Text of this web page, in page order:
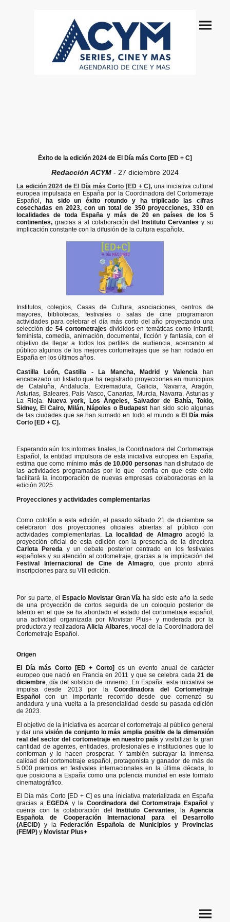
Éxito de la edición 2024 de El Día más Corto [ED + C]
Redacción ACYM - 27 diciembre 2024
La edición 2024 de El Día más Corto [ED + C], una iniciativa cultural
europea impulsada en España por la Coordinadora del Cortometraje
Español, ha sido un éxito rotundo y ha triplicado las cifras
cosechadas en 2023, con un total de 350 proyecciones, 330 en
localidades de toda España y más de 20 en países de los 5
continentes, gracias a al colaboración delInstituto Cervantes y su
implicación constante con la difusión de la cultura española.
Institutos, colegios, Casas de Cultura, asociaciones, centros de
mayores, bibliotecas, festivales o salas de cine programaron
actividades para celebrar el día más corto del año proyectando una
selección de 54 cortometrajes divididos en temáticas como infantil,
feminista, comedia, animación, documental, ficción y fantasía, con el
objetivo de llegar a todos los perfiles de audiencia, acercando al
público algunos de los mejores cortometrajes que se han rodado en
España en los últimos años.
Castilla León, Castilla - La Mancha, Madrid y Valencia han
encabezado un listado que ha registrado proyecciones en municipios
de Cataluña, Andalucía, Extremadura, Galicia, Navarra, Aragón,
Asturias, Baleares, País Vasco, Canarias, Murcia, Navarra, Asturias y
La Rioja.
Nueva york, Los Ángeles, Salvador de Bahía, Tokio,
Sidney, El Cairo, Milán, Nápoles o Budapest han sido solo algunas
de las ciudades que se han sumado en todo el mundo a El Día más
Corto [ED + C].
Esperando aún los informes finales, la Coordinadora del Cortometraje
Español, la entidad impulsora de esta iniciativa europea en España,
estima que como mínimo más de 10.000 personas han disfrutado de
las actividades programadas por lo que confía en que este éxito
facilitará la incorporación de nuevas empresas colaboradoras en la
edición 2025.
Proyecciones y actividades complementarias
Como colofón a esta edición, el pasado sábado 21 de diciembre se
celebraron dos proyecciones oficiales abiertas al público con
actividades complementarias.
La localidad de Almagro acogió la
proyección oficial de esta edición con la presencia de la directora
Carlota Pereda y un debate posterior centrado en los festivales
españoles y su atención al cortometraje, gracias a la implicación del
Festival Internacional de Cine de Almagro, que pronto abrirá
inscripciones para su VIII edición.
Por su parte, el Espacio Movistar Gran Vía ha sido este año la sede
de una proyección de cortos seguida de un coloquio posterior de
talento en el que se ha abordado el estado del cortometraje español,
una actividad organizada por Movistar Plus+ y moderada por la
productora y realizadoraAlicia Albares, vocal de la Coordinadora del
Cortometraje Español.
Origen
El Día más Corto [ED + Corto]
es un evento anual de carácter
europeo que nació en Francia en 2011 y que se celebra cada 21 de
diciembre, día del solsticio de invierno. En España. esta iniciativa se
impulsa desde 2013 por laCoordinadora del Cortometraje
Español
con un importante recorrido desde que comenzó su
andadura y una vuelta a la presencialidad desde su pasada edición
de 2023.
El objetivo de la iniciativa es acercar el cortometraje al público general
y dar unavisión de conjunto lo más amplia posible de la dimensión
real del sector del cortometraje en nuestro país y visibilizar la gran
cantidad de agentes, entidades, profesionales e instituciones que lo
conforman y lo hacen prosperar. Y también subrayar la inmensa
calidad del cortometraje español, protagonista y ganador de más de
5.000 premios en festivales internacionales en la última década, lo
que posiciona a España como una potencia mundial en este formato
cinematográfico.
El Día más Corto [ED + C] es una iniciativa materializada en España
gracias a EGEDA y la Coordinadora del Cortometraje Españoly
cuenta con la colaboración del
Instituto Cervantes, la Agencia
Española de Cooperación Internacional para el Desarrollo
(AECID) y la
Federación Española de Municipios y Provincias
(FEMP) y Movistar Plus+